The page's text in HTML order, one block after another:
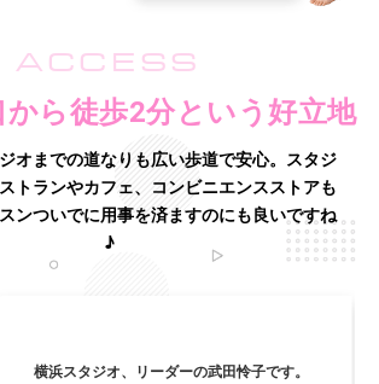
ACCESS
から徒歩2分という好立地
オまでの道なりも広い歩道で安心。
スタジ
トランやカフェ、コンビニエンスストアも
ンついでに用事を済ますのにも良いですね
♪
横浜スタジオ、リーダーの武田怜子です。